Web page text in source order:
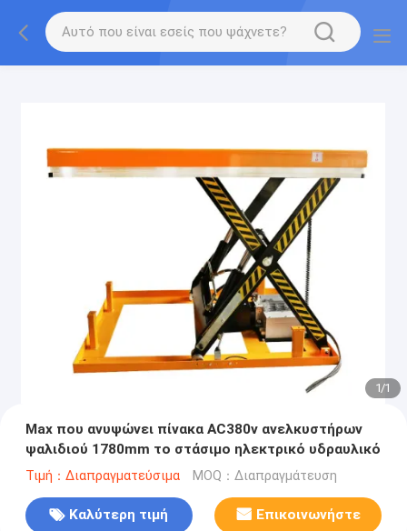
gtag('config', 'G-QWE9HWC3PF', {cookie_flags:
"SameSite=None;Secure"});
1/1
Max που ανυψώνει πίνακα AC380v ανελκυστήρων
ψαλιδιού 1780mm το στάσιμο ηλεκτρικό υδραυλικό
Τιμή：Διαπραγματεύσιμα MOQ：Διαπραγμάτευση
Καλύτερη τιμή Επικοινωνήστε